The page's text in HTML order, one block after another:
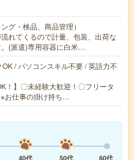
グ・検品、商品管理）
れてくるので計量、包装、出荷な
(派遣)専用容器に白米…
/ パソコンスキル不要 / 英語力不
！】〇未経験大歓迎！〇フリータ
お仕事の掛け持ち…
40代 50代 60代